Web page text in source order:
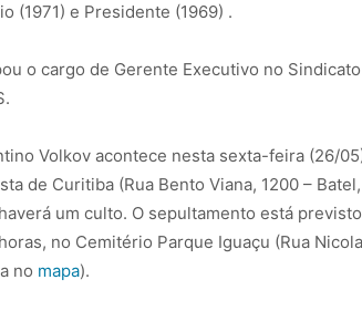
(1971) e Presidente (1969) .
o cargo de Gerente Executivo no
Volkov acontece nesta sexta-feira (26/
de Curitiba (Rua Bento Viana, 1200 –
um culto. O sepultamento está
no Cemitério Parque Iguaçu (Rua
no mapa).